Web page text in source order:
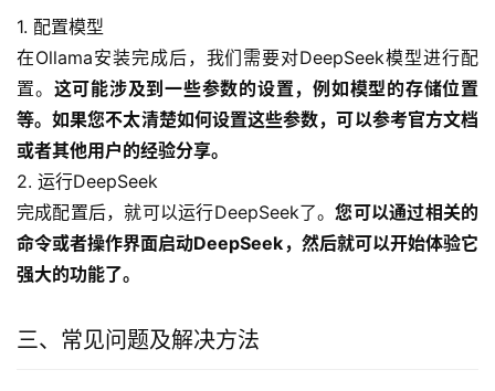
1. 配置模型
在Ollama安装完成后，我们需要对DeepSeek模型进行配
置。 这可能涉及到一些参数的设置，例如模型的存储位置
等。如果您不太清楚如何设置这些参数，可以参考官方文档
或者其他用户的经验分享。
2. 运行DeepSeek
完成配置后，就可以运行DeepSeek了。您可以通过相关的
命令或者操作界面启动DeepSeek，然后就可以开始体验它
强大的功能了。
三、常见问题及解决方法